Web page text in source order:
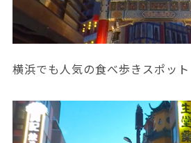
横浜でも人気の食べ歩きスポット